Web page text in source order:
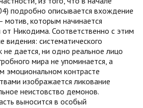
подробно описывается вхождение
мотив, которым начинается
от Никодима. Соответственно с этим
видения: систематического
не дается, ни одно реальное лицо
мира не упоминается, а
эмоциональном контрасте
изображается ликование
неистовство демонов.
выносится в особый